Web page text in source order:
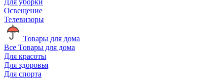
Освещение
Телевизоры
Товары для дома
Все Товары для дома
Для красоты
Для здоровья
Для спорта